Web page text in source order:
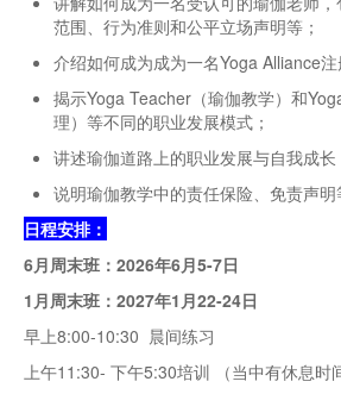
范围、行为准则和公平立场声明等；
介绍如何成为成为一名Yoga Alliance注
揭示Yoga Teacher（瑜伽教学）和
理）等不同的职业发展模式；
讲述瑜伽道路上的职业发展与自我成长
说明瑜伽教学中的责任保险、免责声明
日程安排：
6月周末班：2026年6月5-7日
1月周末班：2027年1月22-24日
早上8:00-10:30 晨间练习
上午11:30- 下午5:30培训 （当中有休息时